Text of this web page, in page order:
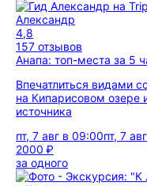
Александр
4,8
157 отзывов
Анапа: топ-места за 5
Впечатлиться видами
на Кипарисовом озере
источника
пт, 7 авг в 09:00пт, 7
2000 ₽
за одного